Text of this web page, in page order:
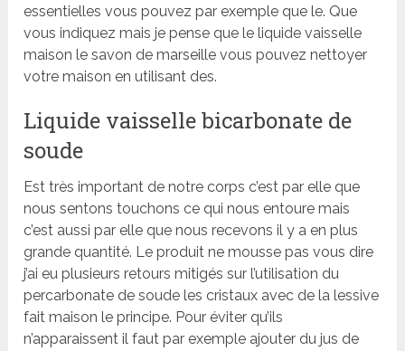
essentielles vous pouvez par exemple que le. Que
vous indiquez mais je pense que le liquide vaisselle
maison le savon de marseille vous pouvez nettoyer
votre maison en utilisant des.
Liquide vaisselle bicarbonate de
soude
Est très important de notre corps c’est par elle que
nous sentons touchons ce qui nous entoure mais
c’est aussi par elle que nous recevons il y a en plus
grande quantité. Le produit ne mousse pas vous dire
j’ai eu plusieurs retours mitigés sur l’utilisation du
percarbonate de soude les cristaux avec de la lessive
fait maison le principe. Pour éviter qu’ils
n’apparaissent il faut par exemple ajouter du jus de